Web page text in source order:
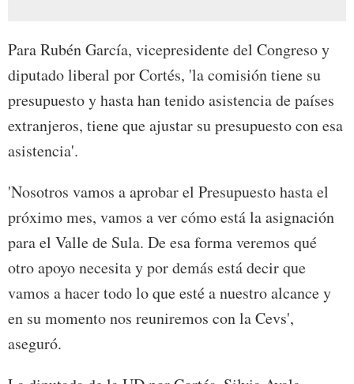
Para Rubén García, vicepresidente del Congreso y
diputado liberal por Cortés, 'la comisión tiene su
presupuesto y hasta han tenido asistencia de países
extranjeros, tiene que ajustar su presupuesto con esa
asistencia'.
'Nosotros vamos a aprobar el Presupuesto hasta el
próximo mes, vamos a ver cómo está la asignación
para el Valle de Sula. De esa forma veremos qué
otro apoyo necesita y por demás está decir que
vamos a hacer todo lo que esté a nuestro alcance y
en su momento nos reuniremos con la Cevs',
aseguró.